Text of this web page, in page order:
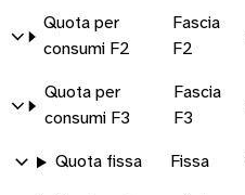
Quota per
consumi F2
Fascia
F2
Quota per
consumi F3
Fascia
F3
Quota fissa Fissa